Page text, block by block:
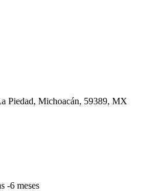
Piedad, Michoacán, 59389, MX
-6 meses